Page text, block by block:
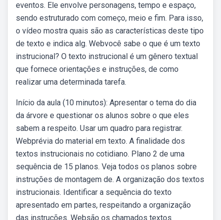
eventos. Ele envolve personagens, tempo e espaço,
sendo estruturado com começo, meio e fim. Para isso,
o vídeo mostra quais são as características deste tipo
de texto e indica alg. Webvocê sabe o que é um texto
instrucional? O texto instrucional é um gênero textual
que fornece orientações e instruções, de como
realizar uma determinada tarefa.
Início da aula (10 minutos): Apresentar o tema do dia
da árvore e questionar os alunos sobre o que eles
sabem a respeito. Usar um quadro para registrar.
Webprévia do material em texto. A finalidade dos
textos instrucionais no cotidiano. Plano 2 de uma
sequência de 15 planos. Veja todos os planos sobre
instruções de montagem de. A organização dos textos
instrucionais. Identificar a sequência do texto
apresentado em partes, respeitando a organização
das instruções. Websão os chamados textos